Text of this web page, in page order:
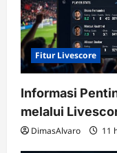
Fitur Livescore
Informasi
melalui
DimasAlvaro 11